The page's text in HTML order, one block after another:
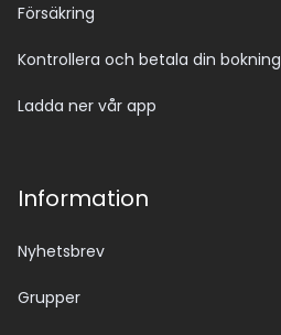
Försäkring
Kontrollera och betala din bokning
Ladda ner vår app
Information
Nyhetsbrev
Grupper